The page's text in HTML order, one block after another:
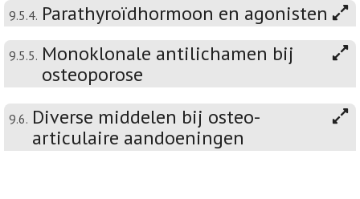
9.5.4. Parathyroïdhormoon en agonisten
9.5.5. Monoklonale antilichamen bij
osteoporose
9.6. Diverse middelen bij osteo-
articulaire aandoeningen